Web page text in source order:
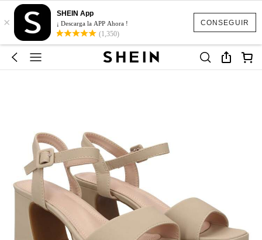
CONSEGUIR
×
SHEIN App
¡ Descarga la APP Ahora !
(1,350)